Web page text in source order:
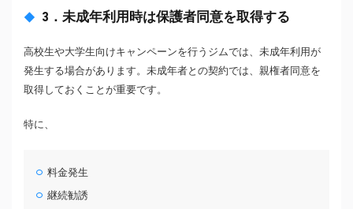
3．未成年利用時は保護者同意を取得する
高校生や大学生向けキャンペーンを行うジムでは、未成年利用が
発生する場合があります。未成年者との契約では、親権者同意を
取得しておくことが重要です。
特に、
料金発生
継続勧誘